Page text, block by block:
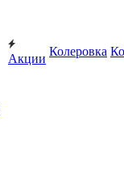
Акции
Колеровка